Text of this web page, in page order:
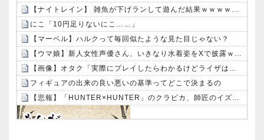
【ナイトレイン】 雑魚が下げランして遊んだ結果ｗｗｗｗｗｗ
にこ「10円足りないにこ……」
【マーベル】ハルクって毎回似たような見た目じゃない？
【ウマ娘】新人女性声優さん、いきなり水着姿をXで披露ｗｗｗｗ
【画像】オタク「実際にプレイしたらわかるけどライザは友達って感じで性的な目では見れないｗ」←これｗｗｗｗ：26/08/06のニュース
フィギュアの出来の良い悪いの基準ってどこで決まるの
【悲報】「HUNTER×HUNTER」のクラピカ、師匠のイズナビに対する態度が本当に酷い！！